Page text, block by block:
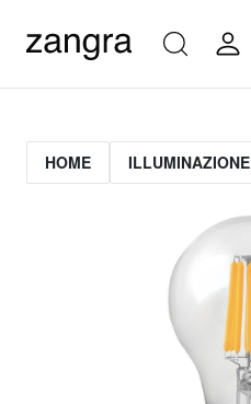
HOME ILLUMINAZIONE